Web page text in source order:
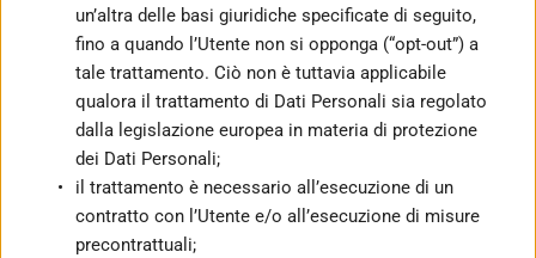
un’altra delle basi giuridiche specificate di seguito,
fino a quando l’Utente non si opponga (“opt-out”) a
tale trattamento. Ciò non è tuttavia applicabile
qualora il trattamento di Dati Personali sia regolato
dalla legislazione europea in materia di protezione
dei Dati Personali;
il trattamento è necessario all’esecuzione di un
contratto con l’Utente e/o all’esecuzione di misure
precontrattuali;